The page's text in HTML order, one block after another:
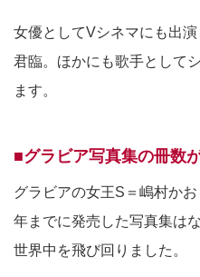
女優としてVシネマにも出
君臨。ほかにも歌手として
ます。
■グラビア写真集の冊数
グラビアの女王S＝嶋村か
年までに発売した写真集は
世界中を飛び回りました。